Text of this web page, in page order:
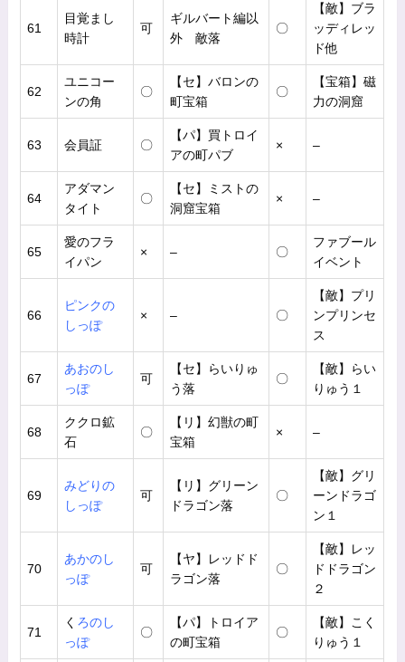
61
目覚まし
時計
可
ギルバート編以
外 敵落
〇
【敵】ブラ
ッディレッ
ド他
62
ユニコー
ンの角
〇
【セ】バロンの
町宝箱
〇
【宝箱】磁
力の洞窟
63 会員証 〇
【パ】買トロイ
アの町パブ
× –
64
アダマン
タイト
〇
【セ】ミストの
洞窟宝箱
× –
65
愛のフラ
イパン
× – 〇
ファブール
イベント
66
ピンクの
しっぽ
× – 〇
【敵】プリ
ンプリンセ
ス
67
あおのし
っぽ
可
【セ】らいりゅ
う落
〇
【敵】らい
りゅう１
68
ククロ鉱
石
〇
【リ】幻獣の町
宝箱
× –
69
みどりの
しっぽ
可
【リ】グリーン
ドラゴン落
〇
【敵】グリ
ーンドラゴ
ン１
70
あかのし
っぽ
可
【ヤ】レッドド
ラゴン落
〇
【敵】レッ
ドドラゴン
２
71
く ろのし
っぽ
〇
【パ】トロイア
の町宝箱
〇
【敵】こく
りゅう１